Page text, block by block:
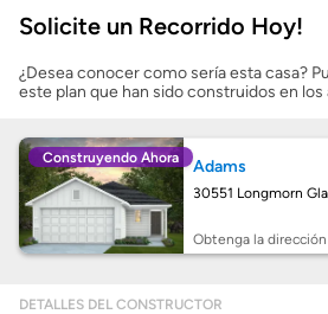
Mostrarme lo que puedo pagar
Costos casa nueva vs. usada
Obtener mi puntaje de
Calcular mi hipoteca
Obtener Aprobación Previa
Solicite un Recorrido Hoy!
¿Desea conocer como sería esta casa?
este plan que han sido construidos en los
Construyendo Ahora Adams
30551 Longmorn
Obtenga la dirección
DETALLES DEL CONSTRUCTOR